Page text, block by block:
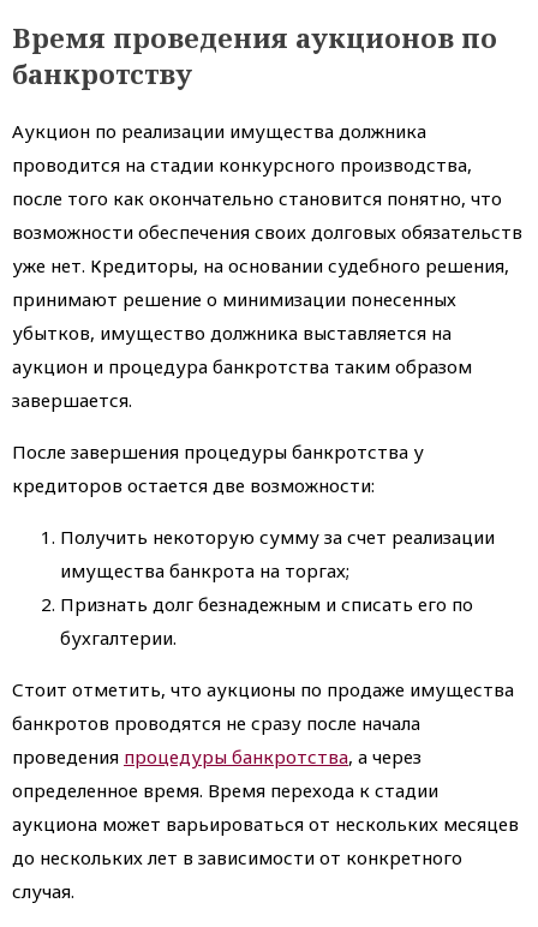
Время проведения аукционов по
банкротству
Аукцион по реализации имущества должника
проводится на стадии конкурсного производства,
после того как окончательно становится понятно, что
возможности обеспечения своих долговых обязательств
уже нет. Кредиторы, на основании судебного решения,
принимают решение о минимизации понесенных
убытков, имущество должника выставляется на
аукцион и процедура банкротства таким образом
завершается.
После завершения процедуры банкротства у
кредиторов остается две возможности:
Получить некоторую сумму за счет реализации
имущества банкрота на торгах;
Признать долг безнадежным и списать его по
бухгалтерии.
Стоит отметить, что аукционы по продаже имущества
банкротов проводятся не сразу после начала
проведения процедуры банкротства, а через
определенное время. Время перехода к стадии
аукциона может варьироваться от нескольких месяцев
до нескольких лет в зависимости от конкретного
случая.